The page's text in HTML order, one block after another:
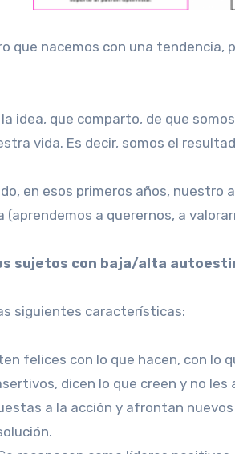
que nacemos con una
idea, que comparto, de que
vida. Es decir, somos el
en esos primeros años,
a querernos, a
sujetos con baja/alta
siguientes características:
felices con lo que hacen, con
dicen lo que creen y no
a la acción y afrontan